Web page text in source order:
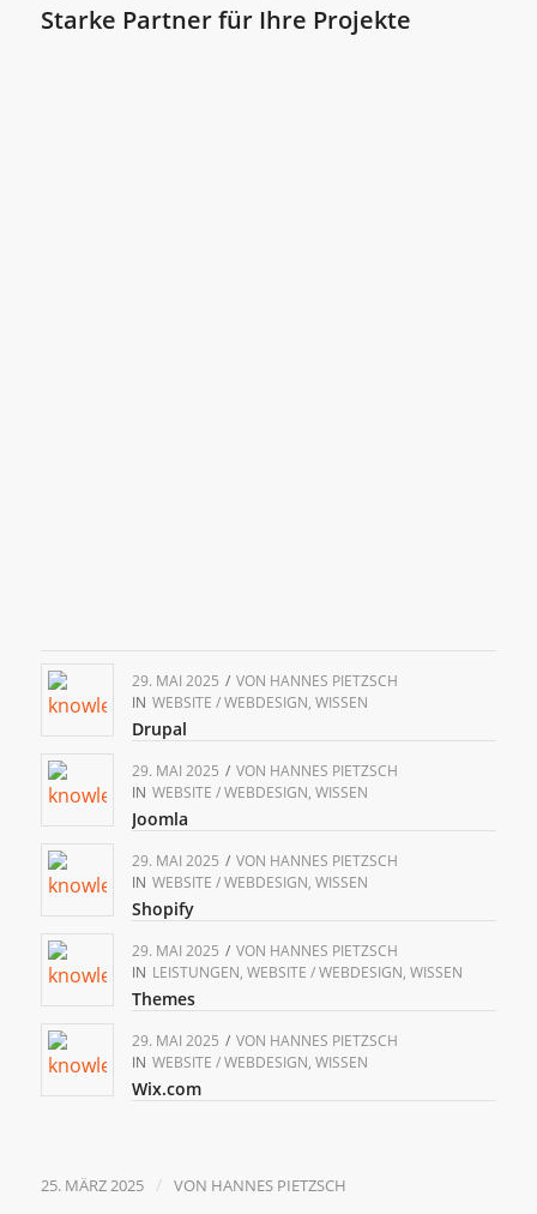
Starke Partner für Ihre Projekte
29. MAI 2025 / VON HANNES PIETZSCH
IN WEBSITE / WEBDESIGN, WISSEN
Drupal
29. MAI 2025 / VON HANNES PIETZSCH
IN WEBSITE / WEBDESIGN, WISSEN
Joomla
29. MAI 2025 / VON HANNES PIETZSCH
IN WEBSITE / WEBDESIGN, WISSEN
Shopify
29. MAI 2025 / VON HANNES PIETZSCH
IN LEISTUNGEN, WEBSITE / WEBDESIGN, WISSEN
Themes
29. MAI 2025 / VON HANNES PIETZSCH
IN WEBSITE / WEBDESIGN, WISSEN
Wix.com
25. MÄRZ 2025 / VON HANNES PIETZSCH